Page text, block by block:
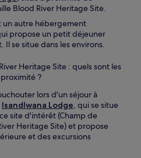
Blood River Heritage Site.
un autre hébergement
propose un petit déjeuner
se situe dans les environs.
Heritage Site : quels sont les
?
lors d'un séjour à
Isandlwana Lodge, qui se situe
site d'intérêt (Champ de
Heritage Site) et propose
et des excursions